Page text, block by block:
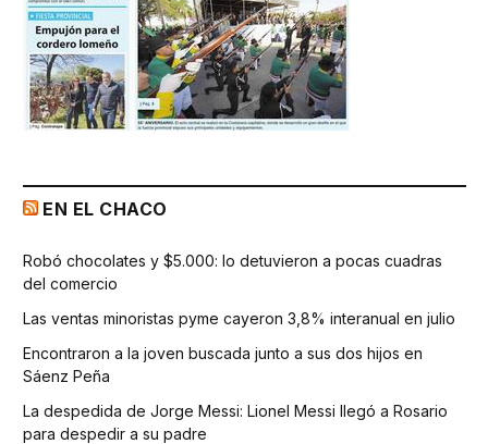
EN EL CHACO
Robó chocolates y $5.000: lo detuvieron a pocas cuadras
del comercio
Las ventas minoristas pyme cayeron 3,8% interanual en julio
Encontraron a la joven buscada junto a sus dos hijos en
Sáenz Peña
La despedida de Jorge Messi: Lionel Messi llegó a Rosario
para despedir a su padre